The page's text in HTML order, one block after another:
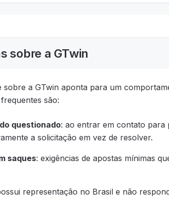
sobre a GTwin
a GTwin aponta para um
são:
questionado: ao entrar em contato
a solicitação em vez de resolver.
saques: exigências de apostas mínimas
representação no Brasil e não